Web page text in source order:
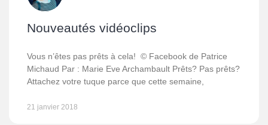
Nouveautés vidéoclips
Vous n’êtes pas prêts à cela! © Facebook de Patrice
Michaud Par : Marie Eve Archambault Prêts? Pas prêts?
Attachez votre tuque parce que cette semaine,
21 janvier 2018